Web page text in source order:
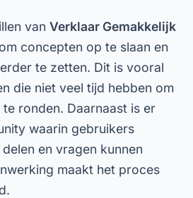
van Verklaar Gemakkelijk
concepten op te slaan en
te zetten. Dit is vooral
die niet veel tijd hebben om
ronden. Daarnaast is er
waarin gebruikers
en vragen kunnen
maakt het proces